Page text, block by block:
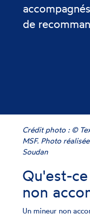
de
Crédit photo : ©
MSF. Photo
Soudan
Qu'est-
non
Un mineur non